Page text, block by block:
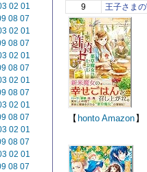
02 01
08 07
02 01
08 07
02 01
08 07
02 01
08 07
02 01
08 07
02 01
08 07
02 01
08 07
9
王子さま
【 honto Amazon 】